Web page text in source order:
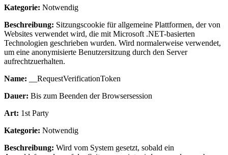
Kategorie: Notwendig
Beschreibung: Sitzungscookie für allgemeine Plattformen, der von
Websites verwendet wird, die mit Microsoft .NET-basierten
Technologien geschrieben wurden. Wird normalerweise verwendet,
um eine anonymisierte Benutzersitzung durch den Server
aufrechtzuerhalten.
Name: __RequestVerificationToken
Dauer: Bis zum Beenden der Browsersession
Art: 1st Party
Kategorie: Notwendig
Beschreibung: Wird vom System gesetzt, sobald ein